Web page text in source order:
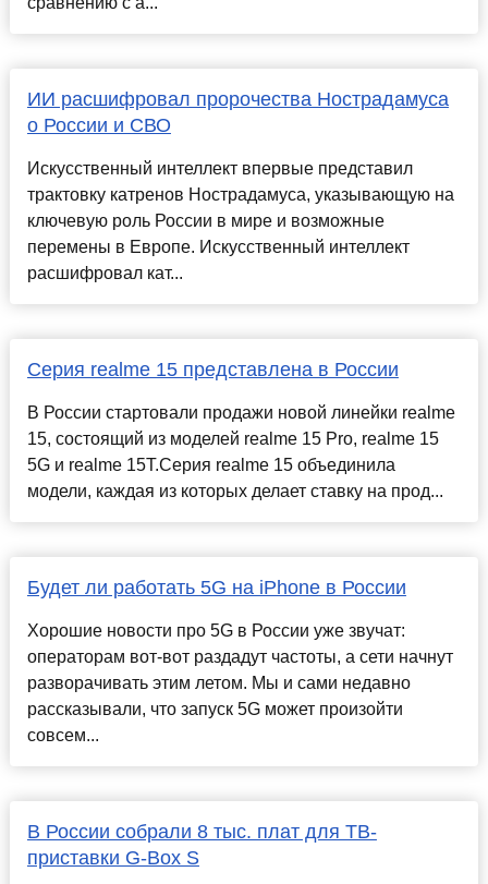
ИИ расшифровал пророчества Нострадамуса
о России и СВО
Искусственный интеллект впервые представил
трактовку катренов Нострадамуса, указывающую на
ключевую роль России в мире и возможные
перемены в Европе. Искусственный интеллект
расшифровал кат...
Серия realme 15 представлена в России
В России стартовали продажи новой линейки realme
15, состоящий из моделей realme 15 Pro, realme 15
5G и realme 15T.Серия realme 15 объединила
модели, каждая из которых делает ставку на прод...
Будет ли работать 5G на iPhone в России
Хорошие новости про 5G в России уже звучат:
операторам вот-вот раздадут частоты, а сети начнут
разворачивать этим летом. Мы и сами недавно
рассказывали, что запуск 5G может произойти
совсем...
В России собрали 8 тыс. плат для ТВ-
приставки G-Box S